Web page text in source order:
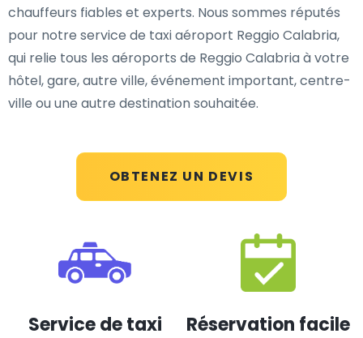
OBTENEZ UN DEVIS
chauffeurs fiables et experts. Nous sommes réputés
pour notre service de taxi aéroport Reggio Calabria,
qui relie tous les aéroports de Reggio Calabria à votre
hôtel, gare, autre ville, événement important, centre-
ville ou une autre destination souhaitée.
Service de taxi
Réservation facile